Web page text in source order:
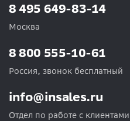
8 495 649-83-14
Москва
info@insales.ru
Отдел по работе с клиентами
8 800 555-10-61
Россия, звонок бесплатный